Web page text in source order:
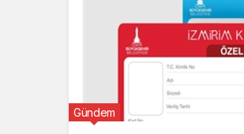
Gündem